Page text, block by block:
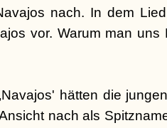
nach. In dem
vor. Warum man
hätten die
nach als